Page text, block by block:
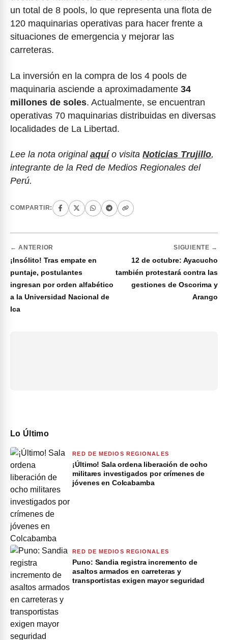
un total de 8 pools, lo que representa una flota de
120 maquinarias operativas para hacer frente a
situaciones de emergencia y mejorar las
carreteras.
La inversión en la compra de los 4 pools de
maquinaria asciende a aproximadamente 34
millones de soles. Actualmente, se encuentran
operativas 70 maquinarias distribuidas en diversas
localidades de La Libertad.
Lee la nota original aquío visita Noticias Trujillo,
integrante de la Red de Medios Regionales del
Perú.
COMPARTIR:
← ANTERIOR
¡Insólito! Tras empate en
puntaje, postulantes
ingresan por orden alfabético
a la Universidad Nacional de
Ica
SIGUIENTE →
12 de octubre: Ayacucho
también protestará contra las
gestiones de Oscorima y
Arango
Lo Último
RED DE MEDIOS REGIONALES
¡Último! Sala ordena liberación de ocho
militares investigados por crímenes de
jóvenes en Colcabamba
RED DE MEDIOS REGIONALES
Puno: Sandia registra incremento de
asaltos armados en carreteras y
transportistas exigen mayor seguridad